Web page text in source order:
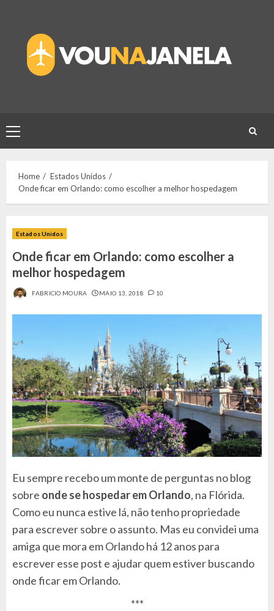
content
Primary
Menu
Home
Estados Unidos
Onde ficar em Orlando: como escolher a melhor hospedagem
Estados Unidos
Onde ficar em Orlando: como escolher a
melhor hospedagem
FABRICIO MOURA MAIO 13, 2018 10
Eu sempre recebo um monte de perguntas no blog
sobre onde se hospedar em Orlando, na Flórida.
Como eu nunca estive lá, não tenho propriedade
para escrever sobre o assunto. Mas eu convidei uma
amiga que mora em Orlando há 12 anos para
escrever esse post e ajudar quem estiver buscando
onde ficar em Orlando.
***